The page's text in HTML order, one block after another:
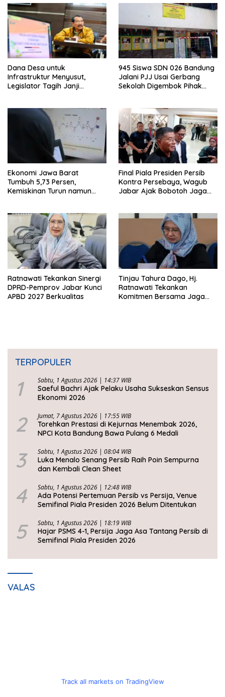
Dana Desa untuk
Infrastruktur Menyusut,
Legislator Tagih Janji
945 Siswa SDN 026 Bandung
Jalani PJJ Usai Gerbang
Sekolah Digembok Pihak
Ekonomi Jawa Barat
Tumbuh 5,73 Persen,
Kemiskinan Turun namun
Final Piala Presiden Persib
Kontra Persebaya, Wagub
Jabar Ajak Bobotoh Jaga
Ratnawati Tekankan Sinergi
DPRD-Pemprov Jabar Kunci
APBD 2027 Berkualitas
Tinjau Tahura Dago, Hj.
Ratnawati Tekankan
Komitmen Bersama Jaga
TERPOPULER
1 Sabtu, 1 Agustus 2026 | 14:37 WIB
Saeful Bachri Ajak Pelaku Usaha Sukseskan Sensus
Ekonomi 2026
2 Jumat, 7 Agustus 2026 | 17:55 WIB
Torehkan Prestasi di Kejurnas Menembak 2026,
NPCI Kota Bandung Bawa Pulang 6 Medali
3 Sabtu, 1 Agustus 2026 | 08:04 WIB
Luka Menalo Senang Persib Raih Poin Sempurna
dan Kembali Clean Sheet
4 Sabtu, 1 Agustus 2026 | 12:48 WIB
Ada Potensi Pertemuan Persib vs Persija, Venue
Semifinal Piala Presiden 2026 Belum Ditentukan
5 Sabtu, 1 Agustus 2026 | 18:19 WIB
Hajar PSMS 4-1, Persija Jaga Asa Tantang Persib di
Semifinal Piala Presiden 2026
VALAS
Track all markets on TradingView